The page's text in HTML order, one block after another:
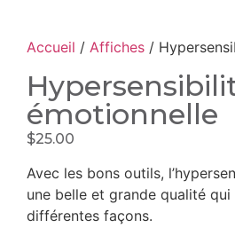
Accueil / Affiches /
émotionnelle
$25.00
Avec les bons outils,
une belle et grande qualité
différentes façons.